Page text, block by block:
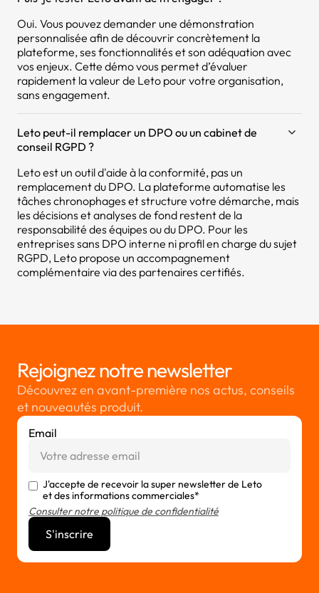
Oui. Vous pouvez demander une démonstration
personnalisée afin de découvrir concrètement la
plateforme, ses fonctionnalités et son adéquation avec
vos enjeux. Cette démo vous permet d’évaluer
rapidement la valeur de Leto pour votre organisation,
sans engagement.
Leto peut-il remplacer un DPO ou un cabinet de
conseil RGPD ?
Leto est un outil d'aide à la conformité, pas un
remplacement du DPO. La plateforme automatise les
tâches chronophages et structure votre démarche, mais
les décisions et analyses de fond restent de la
responsabilité des équipes ou du DPO. Pour les
entreprises sans DPO interne ni profil en charge du sujet
RGPD, Leto propose un accompagnement
complémentaire via des partenaires certifiés.
Rejoignez notre newsletter
Découvrez en avant-première nos actus, conseils
et nouveautés produit.
Email
J'accepte de recevoir la super newsletter de Leto
et des informations commerciales*
Consulter notre politique de confidentialité